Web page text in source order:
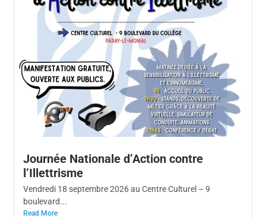
Journée Nationale d’Action contre
l’Illettrisme
Vendredi 18 septembre 2026 au Centre Culturel – 9
boulevard...
Read More